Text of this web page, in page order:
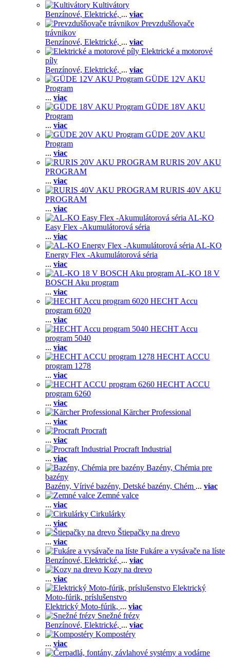
Kultivátory
Benzínové, Elektrické, ... viac
Prevzdušňovače
trávnikov
Benzínové, Elektrické, ... viac
Elektrické a motorové
píly
Benzínové, Elektrické, ... viac
GÜDE 12V AKU
Program
... viac
GÜDE 18V AKU
Program
... viac
GÜDE 20V AKU
Program
... viac
RURIS 20V AKU
PROGRAM
... viac
RURIS 40V AKU
PROGRAM
... viac
AL-KO
Easy Flex -Akumulátorová séria
... viac
AL-KO
Energy Flex -Akumulátorová séria
... viac
AL-KO 18 V
BOSCH Aku program
... viac
HECHT Accu
program 6020
... viac
HECHT Accu
program 5040
... viac
HECHT ACCU
program 1278
... viac
HECHT ACCU
program 6260
... viac
Kärcher Professional
... viac
Procraft
... viac
Procraft Industrial
... viac
Bazény, Chémia pre
bazény
Bazény, Vírivé bazény, Detské bazény, Chém ... viac
Zemné valce
... viac
Cirkulárky
... viac
Štiepačky na drevo
... viac
Fukáre a vysávače na líste
Benzínové, Elektrické, ... viac
Kozy na drevo
... viac
Elektrický
Moto-fúrik, príslušenstvo
Elektrický Moto-fúrik, ... viac
Snežné frézy
Benzínové, Elektrické, ... viac
Kompostéry
... viac